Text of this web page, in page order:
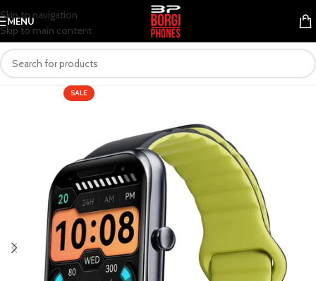
Skip to navigation
Skip to main content
MENU
SALE